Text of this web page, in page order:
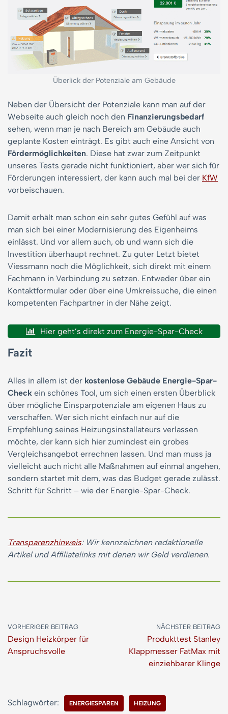
Überlick der Potenziale am Gebäude
Neben der Übersicht der Potenziale kann man auf der
Webseite auch gleich noch den Finanzierungsbedarf
sehen, wenn man je nach Bereich am Gebäude auch
geplante Kosten einträgt. Es gibt auch eine Ansicht von
Fördermöglichkeiten. Diese hat zwar zum Zeitpunkt
unseres Tests gerade nicht funktioniert, aber wer sich für
Förderungen interessiert, der kann auch mal bei der KfW
vorbeischauen.
Damit erhält man schon ein sehr gutes Gefühl auf was
man sich bei einer Modernisierung des Eigenheims
einlässt. Und vor allem auch, ob und wann sich die
Investition überhaupt rechnet. Zu guter Letzt bietet
Viessmann noch die Möglichkeit, sich direkt mit einem
Fachmann in Verbindung zu setzen. Entweder über ein
Kontaktformular oder über eine Umkreissuche, die einen
kompetenten Fachpartner in der Nähe zeigt.
Hier geht’s direkt zum Energie-Spar-Check
Fazit
Alles in allem ist der kostenlose Gebäude Energie-Spar-
Check ein schönes Tool, um sich einen ersten Überblick
über mögliche Einsparpotenziale am eigenen Haus zu
verschaffen. Wer sich nicht einfach nur auf die
Empfehlung seines Heizungsinstallateurs verlassen
möchte, der kann sich hier zumindest ein grobes
Vergleichsangebot errechnen lassen. Und man muss ja
vielleicht auch nicht alle Maßnahmen auf einmal angehen,
sondern startet mit dem, was das Budget gerade zulässt.
Schritt für Schritt – wie der Energie-Spar-Check.
Transparenzhinweis: Wir kennzeichnen redaktionelle
Artikel und Affiliatelinks mit denen wir Geld verdienen.
VORHERIGER BEITRAG
Design Heizkörper für
Anspruchsvolle
NÄCHSTER BEITRAG
Produkttest Stanley
Klappmesser FatMax mit
einziehbarer Klinge
Schlagwörter: ENERGIESPAREN HEIZUNG